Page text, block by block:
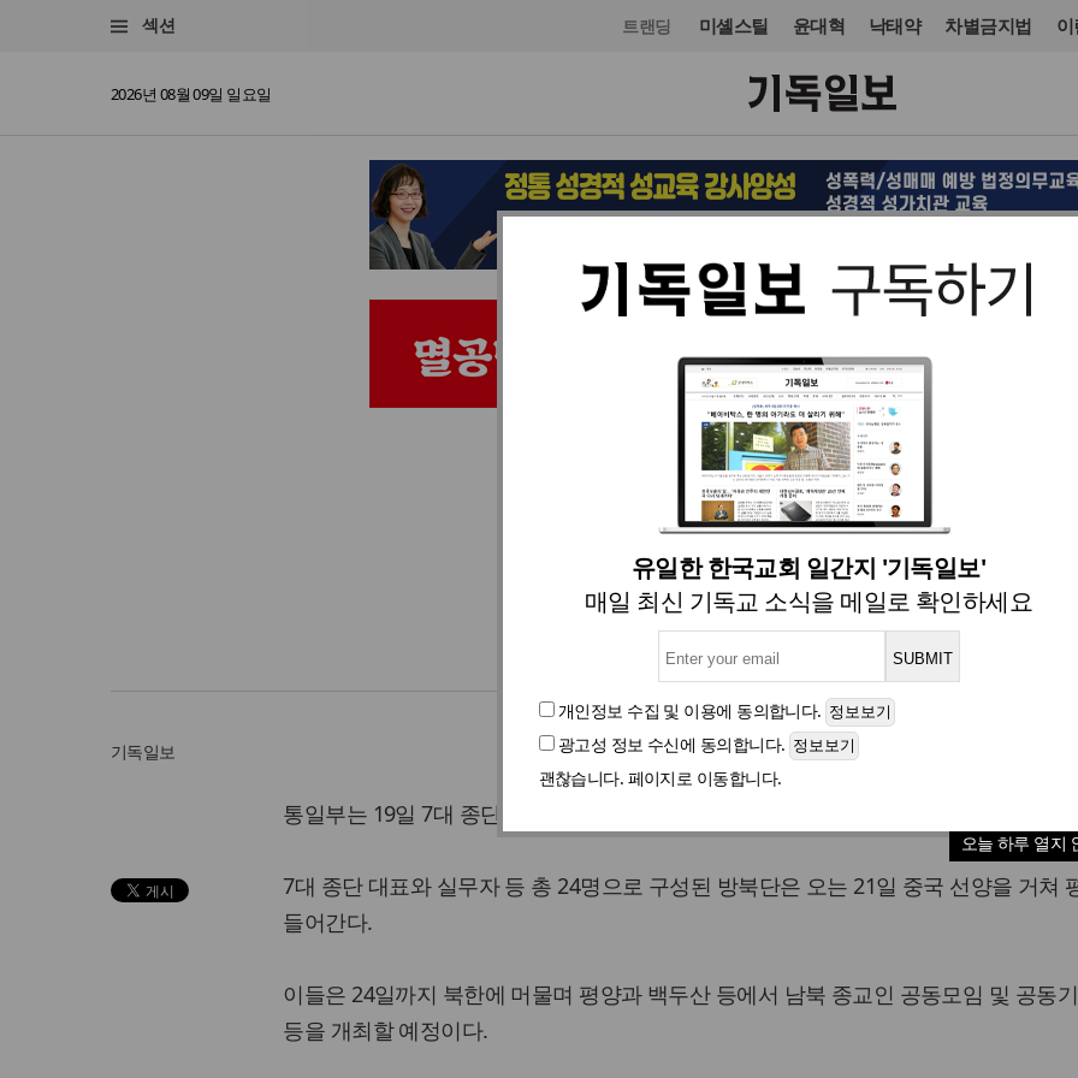
섹션 트랜딩 미셸스틸 윤대혁 낙태약 차별금지법
2026년 08월 09일 일요일
유일한 한국교회 일간지 '기독일보'
매일 최신 기독교 소식을 메일로 확인하세요
개인정보 수집 및 이용에 동의합니다.
광고성 정보 수신에 동의합니다.
괜찮습니다. 페이지로 이동합니다.
오늘 하루 열지
북한·통일 북한·통일 입력 2011. 09. 19 16:48
7대 종단 대표들 21일 평양 방문
'한반도 평화 메신저' 역할 주목
기독일보
통일부는 19일 7대 종단 대표들의 북한 방문을 허용했다고 밝혔다.
7대 종단 대표와 실무자 등 총 24명으로 구성된 방북단은 오는 21일 중국 선양을 거쳐
들어간다.
이들은 24일까지 북한에 머물며 평양과 백두산 등에서 남북 종교인 공동모임 및 공동
등을 개최할 예정이다.